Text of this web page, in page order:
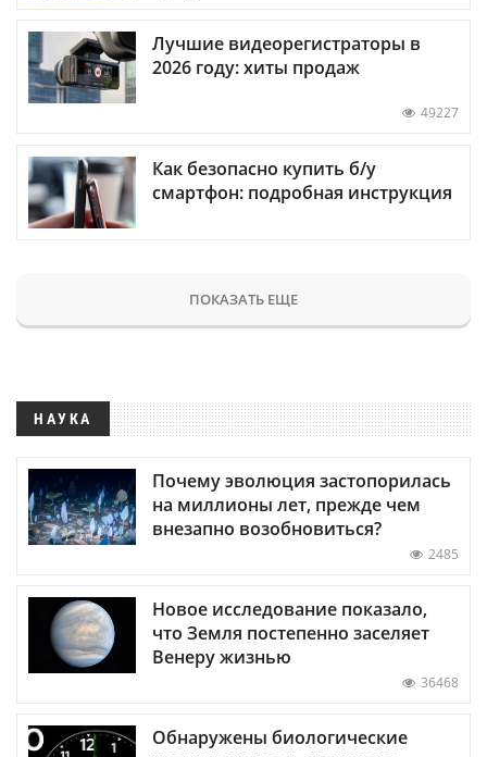
Лучшие видеорегистраторы в
2026 году: хиты продаж
49227
Как безопасно купить б/у
смартфон: подробная инструкция
ПОКАЗАТЬ ЕЩЕ
НАУКА
Почему эволюция застопорилась
на миллионы лет, прежде чем
внезапно возобновиться?
2485
Новое исследование показало,
что Земля постепенно заселяет
Венеру жизнью
36468
Обнаружены биологические